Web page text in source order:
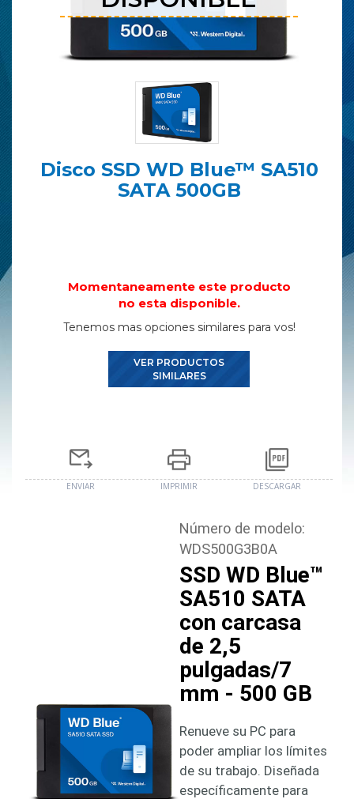
Disco SSD WD Blue™ SA510
SATA 500GB
Momentaneamente este producto
no esta disponible.
Tenemos mas opciones similares para vos!
VER PRODUCTOS
SIMILARES
ENVIAR IMPRIMIR DESCARGAR
Número de modelo:
WDS500G3B0A
SSD WD Blue™
SA510 SATA
con carcasa
de 2,5
pulgadas/7
mm - 500 GB
Renueve su PC para
poder ampliar los límites
de su trabajo. Diseñada
específicamente para